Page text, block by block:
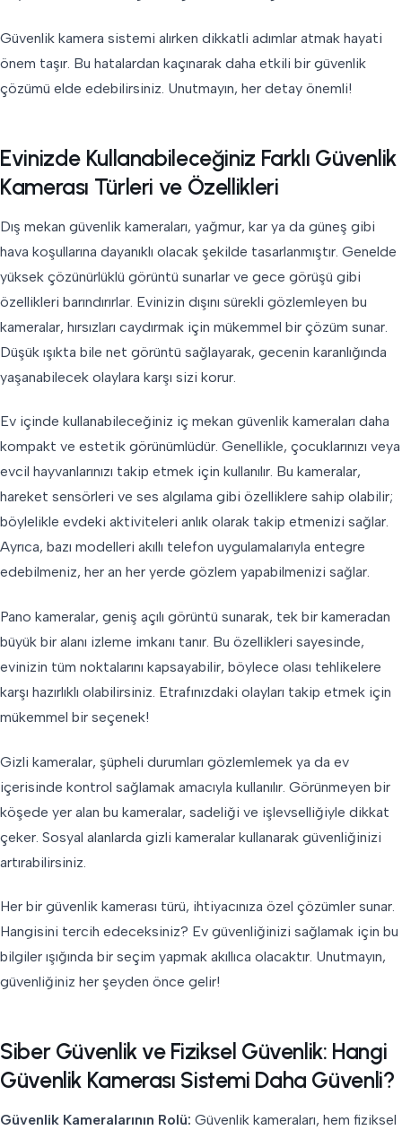
Güvenlik kamera sistemi alırken dikkatli adımlar atmak hayati
önem taşır. Bu hatalardan kaçınarak daha etkili bir güvenlik
çözümü elde edebilirsiniz. Unutmayın, her detay önemli!
Evinizde Kullanabileceğiniz Farklı Güvenlik
Kamerası Türleri ve Özellikleri
Dış mekan güvenlik kameraları, yağmur, kar ya da güneş gibi
hava koşullarına dayanıklı olacak şekilde tasarlanmıştır. Genelde
yüksek çözünürlüklü görüntü sunarlar ve gece görüşü gibi
özellikleri barındırırlar. Evinizin dışını sürekli gözlemleyen bu
kameralar, hırsızları caydırmak için mükemmel bir çözüm sunar.
Düşük ışıkta bile net görüntü sağlayarak, gecenin karanlığında
yaşanabilecek olaylara karşı sizi korur.
Ev içinde kullanabileceğiniz iç mekan güvenlik kameraları daha
kompakt ve estetik görünümlüdür. Genellikle, çocuklarınızı veya
evcil hayvanlarınızı takip etmek için kullanılır. Bu kameralar,
hareket sensörleri ve ses algılama gibi özelliklere sahip olabilir;
böylelikle evdeki aktiviteleri anlık olarak takip etmenizi sağlar.
Ayrıca, bazı modelleri akıllı telefon uygulamalarıyla entegre
edebilmeniz, her an her yerde gözlem yapabilmenizi sağlar.
Pano kameralar, geniş açılı görüntü sunarak, tek bir kameradan
büyük bir alanı izleme imkanı tanır. Bu özellikleri sayesinde,
evinizin tüm noktalarını kapsayabilir, böylece olası tehlikelere
karşı hazırlıklı olabilirsiniz. Etrafınızdaki olayları takip etmek için
mükemmel bir seçenek!
Gizli kameralar, şüpheli durumları gözlemlemek ya da ev
içerisinde kontrol sağlamak amacıyla kullanılır. Görünmeyen bir
köşede yer alan bu kameralar, sadeliği ve işlevselliğiyle dikkat
çeker. Sosyal alanlarda gizli kameralar kullanarak güvenliğinizi
artırabilirsiniz.
Her bir güvenlik kamerası türü, ihtiyacınıza özel çözümler sunar.
Hangisini tercih edeceksiniz? Ev güvenliğinizi sağlamak için bu
bilgiler ışığında bir seçim yapmak akıllıca olacaktır. Unutmayın,
güvenliğiniz her şeyden önce gelir!
Siber Güvenlik ve Fiziksel Güvenlik: Hangi
Güvenlik Kamerası Sistemi Daha Güvenli?
Güvenlik Kameralarının Rolü: Güvenlik kameraları, hem fiziksel